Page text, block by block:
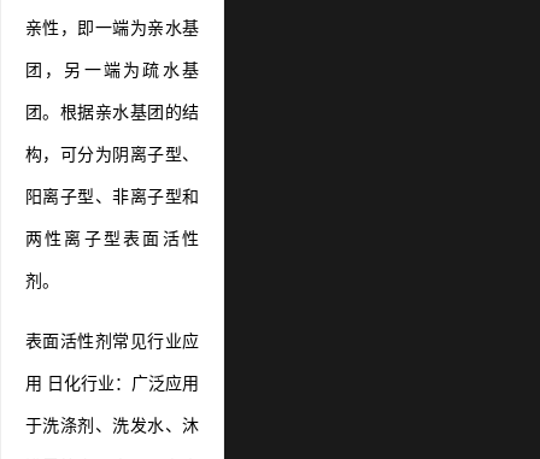
亲性，即一端为亲水基
团，另一端为疏水基
团。根据亲水基团的结
构，可分为阴离子型、
阳离子型、非离子型和
两性离子型表面活性
剂。
表面活性剂常见行业应
用 日化行业：广泛应用
于洗涤剂、洗发水、沐